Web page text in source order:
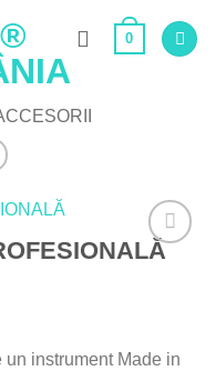
0
Adaugă
instrument Made in